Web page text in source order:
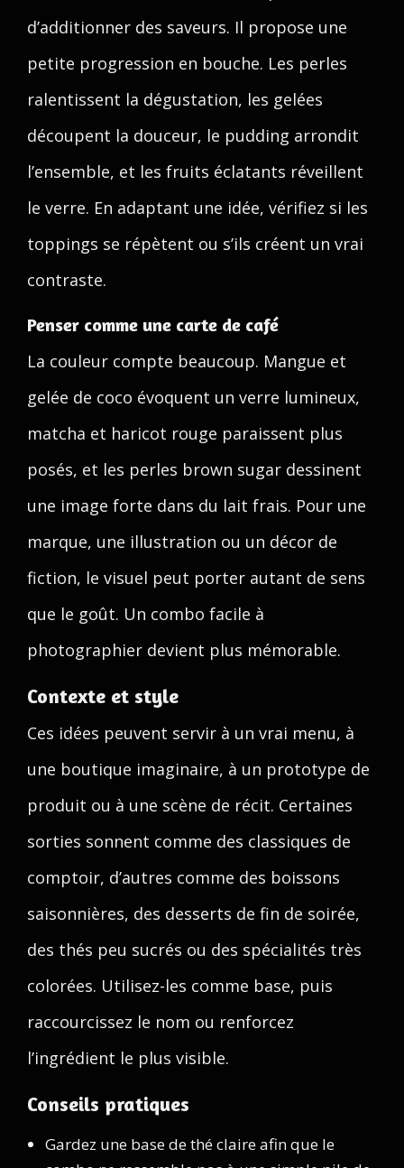
d’additionner des saveurs. Il propose une
petite progression en bouche. Les perles
ralentissent la dégustation, les gelées
découpent la douceur, le pudding arrondit
l’ensemble, et les fruits éclatants réveillent
le verre. En adaptant une idée, vérifiez si les
toppings se répètent ou s’ils créent un vrai
contraste.
Penser comme une carte de café
La couleur compte beaucoup. Mangue et
gelée de coco évoquent un verre lumineux,
matcha et haricot rouge paraissent plus
posés, et les perles brown sugar dessinent
une image forte dans du lait frais. Pour une
marque, une illustration ou un décor de
fiction, le visuel peut porter autant de sens
que le goût. Un combo facile à
photographier devient plus mémorable.
Contexte et style
Ces idées peuvent servir à un vrai menu, à
une boutique imaginaire, à un prototype de
produit ou à une scène de récit. Certaines
sorties sonnent comme des classiques de
comptoir, d’autres comme des boissons
saisonnières, des desserts de fin de soirée,
des thés peu sucrés ou des spécialités très
colorées. Utilisez-les comme base, puis
raccourcissez le nom ou renforcez
l’ingrédient le plus visible.
Conseils pratiques
Gardez une base de thé claire afin que le